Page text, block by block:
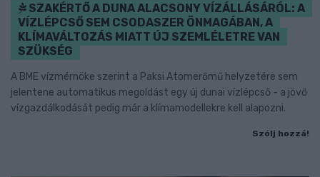
SZAKÉRTŐ A DUNA ALACSONY VÍZÁLLÁSÁRÓL: A
VÍZLÉPCSŐ SEM CSODASZER ÖNMAGÁBAN, A
KLÍMAVÁLTOZÁS MIATT ÚJ SZEMLÉLETRE VAN
SZÜKSÉG
A BME vízmérnöke szerint a Paksi Atomerőmű helyzetére sem
jelentene automatikus megoldást egy új dunai vízlépcső - a jövő
vízgazdálkodását pedig már a klímamodellekre kell alapozni.
Szólj hozzá!